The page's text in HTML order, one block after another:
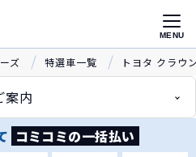
MENU
ズ 特選車一覧 トヨタ クラウ
案内
コミコミの一括払い